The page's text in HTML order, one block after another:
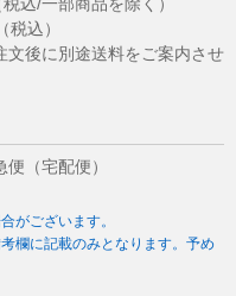
的に任意の提供と致しま
けない場合、本来の適正な
出来ず、皆様方に不利益
ご覧下さい。
玉修一
込）
後に別途送料をご案内させ
（宅配便）
がございます。
欄に記載のみとなります。予め